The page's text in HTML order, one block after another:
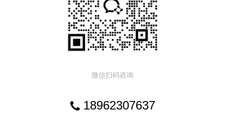
微信扫码咨询
18962307637